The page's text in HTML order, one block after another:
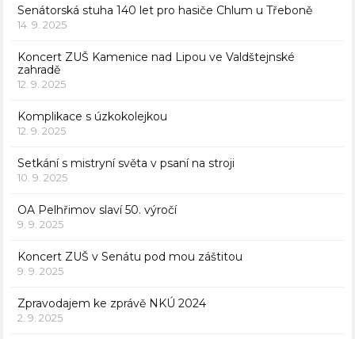
Senátorská stuha 140 let pro hasiče Chlum u Třeboně
14. 9. 2025
Koncert ZUŠ Kamenice nad Lipou ve Valdštejnské
zahradě
12. 9. 2025
Komplikace s úzkokolejkou
12. 9. 2025
Setkání s mistryní světa v psaní na stroji
10. 9. 2025
OA Pelhřimov slaví 50. výročí
9. 9. 2025
Koncert ZUŠ v Senátu pod mou záštitou
9. 9. 2025
Zpravodajem ke zprávě NKÚ 2024
2. 9. 2025